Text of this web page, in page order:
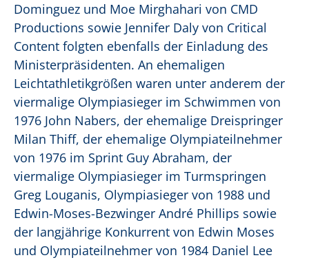
Dominguez und Moe Mirghahari von CMD
Productions sowie Jennifer Daly von Critical
Content folgten ebenfalls der Einladung des
Ministerpräsidenten. An ehemaligen
Leichtathletikgrößen waren unter anderem der
viermalige Olympiasieger im Schwimmen von
1976 John Nabers, der ehemalige Dreispringer
Milan Thiff, der ehemalige Olympiateilnehmer
von 1976 im Sprint Guy Abraham, der
viermalige Olympiasieger im Turmspringen
Greg Louganis, Olympiasieger von 1988 und
Edwin-Moses-Bezwinger André Phillips sowie
der langjährige Konkurrent von Edwin Moses
und Olympiateilnehmer von 1984 Daniel Lee